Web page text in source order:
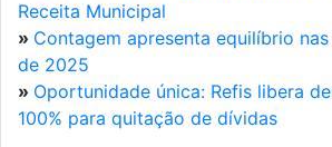
Receita Municipal
» Contagem apresenta equilíbrio
de 2025
» Oportunidade única: Refis libera
100% para quitação de dívidas